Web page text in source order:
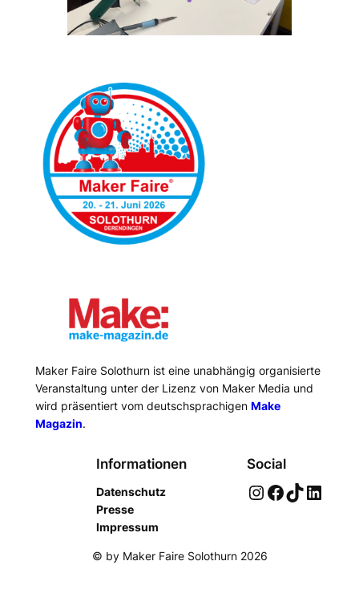
Maker Faire Solothurn ist eine unabhängig organisierte
Veranstaltung unter der Lizenz von Maker Media und
wird präsentiert vom deutschsprachigen Make
Magazin.
Informationen
Datenschutz
Presse
Impressum
Social
InstagramFacebook TikTok LinkedIn
© by Maker Faire Solothurn 2026